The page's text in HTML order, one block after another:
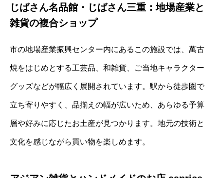
じばさん名品館・じばさん三重：地場産業と
雑貨の複合ショップ
市の地場産業振興センター内にあるこの施設では、萬古
焼をはじめとする工芸品、和雑貨、ご当地キャラクター
グッズなどが幅広く展開されています。駅から徒歩圏で
立ち寄りやすく、品揃えの幅が広いため、あらゆる予算
層や好みに応じたお土産が見つかります。地元の技術と
文化を感じながら買い物を楽しめます。